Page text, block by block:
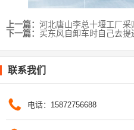
上一篇： 河北唐山李总十堰工厂
下一篇： 买东风自卸车时自己去
联系我们
电话：15872756688